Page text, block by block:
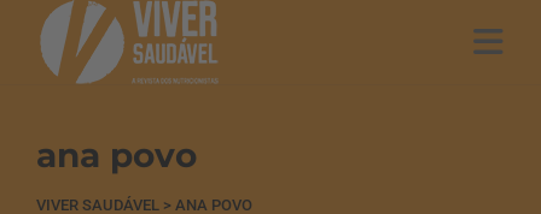
ana povo
VIVER SAUDÁVEL > ANA POVO